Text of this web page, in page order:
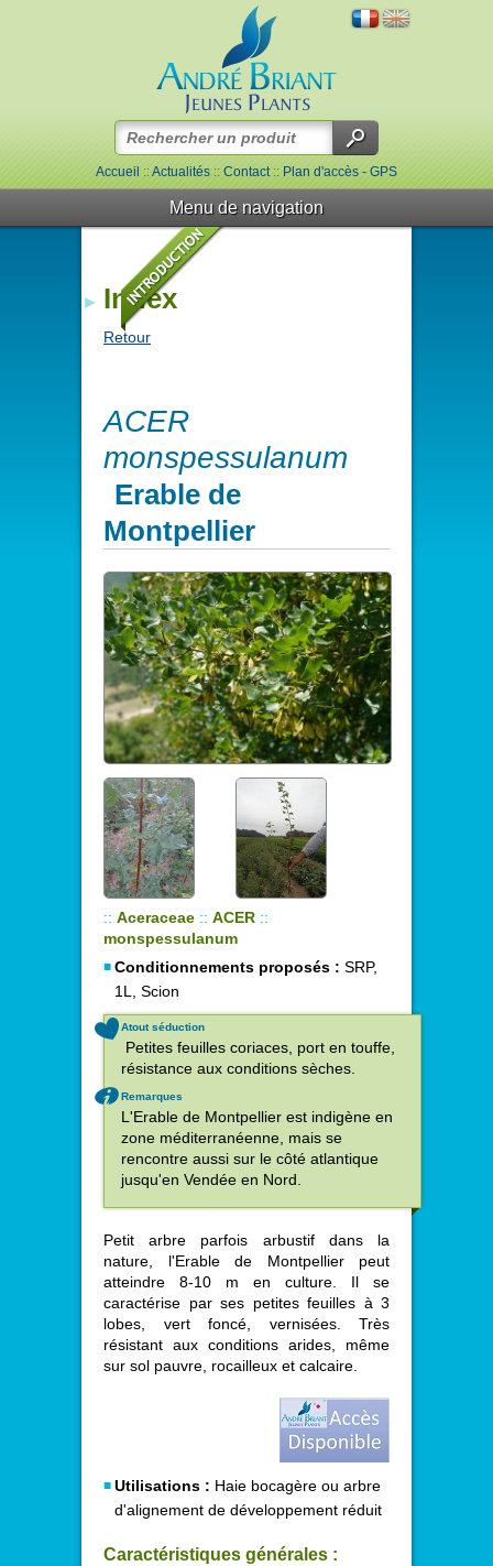
Accueil::Actualités::Contact::Plan d'accès - GPS
Menu de navigation
Index
Retour
ACER
monspessulanum
Erable de
Montpellier
:: Aceraceae :: ACER ::
monspessulanum
Conditionnements proposés : SRP,
1L, Scion
Atout séduction
Petites feuilles coriaces, port en touffe,
résistance aux conditions sèches.
Remarques
L'Erable de Montpellier est indigène en
zone méditerranéenne, mais se
rencontre aussi sur le côté atlantique
jusqu'en Vendée en Nord.
Petit arbre parfois arbustif dans la
nature, l'Erable de Montpellier peut
atteindre 8-10 m en culture. Il se
caractérise par ses petites feuilles à 3
lobes, vert foncé, vernisées. Très
résistant aux conditions arides, même
sur sol pauvre, rocailleux et calcaire.
Utilisations : Haie bocagère ou arbre
d'alignement de développement réduit
Caractéristiques générales :